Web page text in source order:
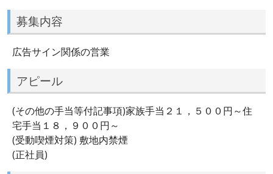
募集内容
広告サイン関係の営業
アピール
(その他の手当等付記事項)家族手当２１，５００円～住
宅手当１８，９００円～
(受動喫煙対策) 敷地内禁煙
(正社員)